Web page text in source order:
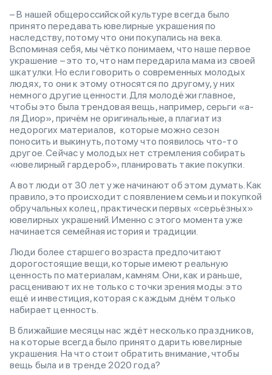
– В нашей общероссийской культуре всегда было
принято передавать ювелирные украшения по
наследству, потому что они покупались на века.
Вспоминая себя, мы чётко понимаем, что наше первое
украшение – это то, что нам передарила мама из своей
шкатулки. Но если говорить о современных молодых
людях, то они к этому относятся по другому, у них
немного другие ценности. Для молодёжи главное,
чтобы это была трендовая вещь, например, серьги «а-
ля Диор», причём не оригинальные, а плагиат из
недорогих материалов, которые можно сезон
поносить и выкинуть, потому что появилось что-то
другое. Сейчас у молодых нет стремления собирать
«ювелирный гардероб», планировать такие покупки.
А вот люди от 30 лет уже начинают об этом думать. Как
правило, это происходит с появлением семьи и покупкой
обручальных колец, практически первых «серьёзных»
ювелирных украшений. Именно с этого момента уже
начинается семейная история и традиции.
Люди более старшего возраста предпочитают
дорогостоящие вещи, которые имеют реальную
ценность по материалам, камням. Они, как и раньше,
расценивают их не только с точки зрения моды: это
ещё и инвестиция, которая с каждым днём только
набирает ценность.
В ближайшие месяцы нас ждёт несколько праздников,
на которые всегда было принято дарить ювелирные
украшения. На что стоит обратить внимание, чтобы
вещь была и в тренде 2020 года?